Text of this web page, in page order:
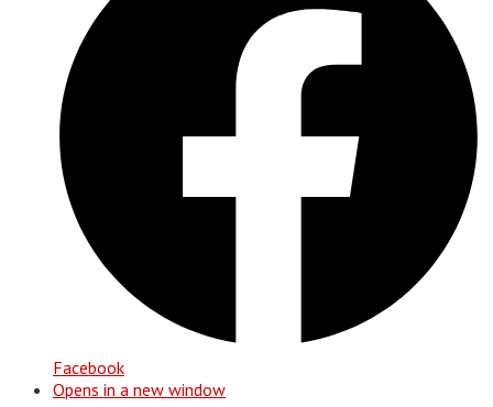
Facebook
Opens in a new window